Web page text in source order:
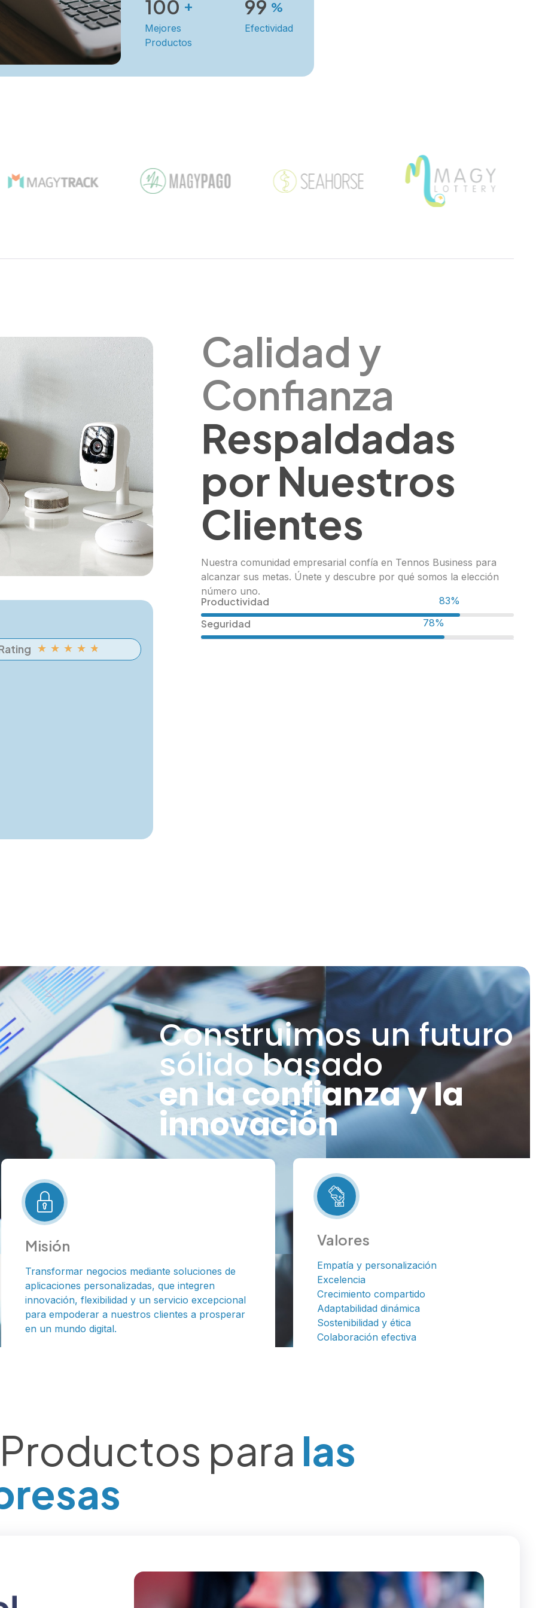
100 +
Mejores
Productos
99 %
Efectividad
★ ★ ★ ★ ★
Calidad y
Confianza
Respaldadas
por Nuestros
Clientes
Nuestra comunidad empresarial confía en Tennos Business para
alcanzar sus metas. Únete y descubre por qué somos la elección
número uno.
Productividad
Seguridad
Construimos un futuro
sólido basado
en la confianza y la
innovación
Misión
Transformar negocios mediante soluciones de
aplicaciones personalizadas, que integren
innovación, flexibilidad y un servicio excepcional
para empoderar a nuestros clientes a prosperar
en un mundo digital.
Valores
Empatía y personalización
Excelencia
Crecimiento compartido
Adaptabilidad dinámica
Sostenibilidad y ética
Colaboración efectiva
para las